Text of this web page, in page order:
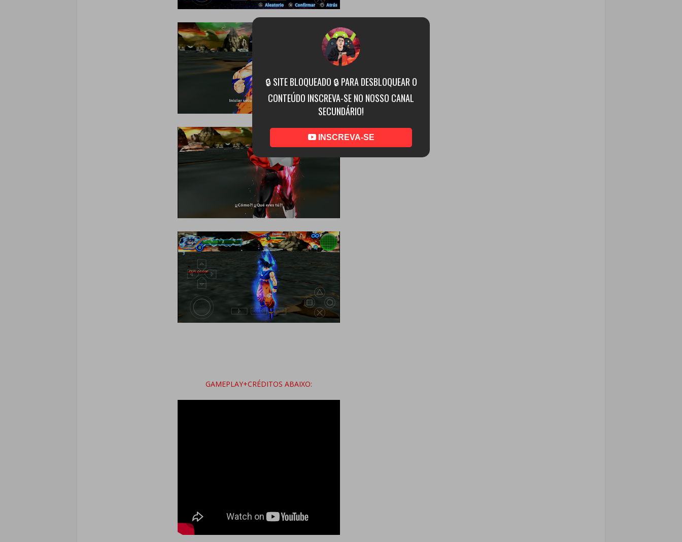
GAMEPLAY+CRÉDITOS ABAIXO:
🔒 SITE BLOQUEADO 🔒 PARA DESBLOQUEAR O
CONTEÚDO INSCREVA-SE NO NOSSO CANAL
SECUNDÁRIO!
INSCREVA-SE